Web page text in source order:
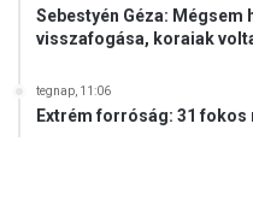
Sebestyén Géza: Mégsem
visszafogása, koraiak
tegnap, 11:06
Extrém forróság: 31